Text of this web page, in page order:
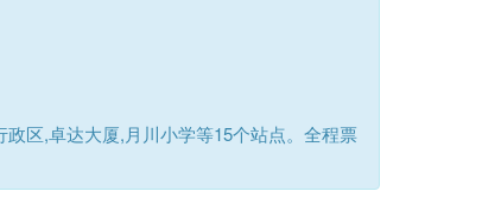
区,卓达大厦,月川小学等15个站点。全程票